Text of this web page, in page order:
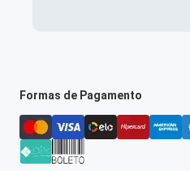
Formas de Pagamento